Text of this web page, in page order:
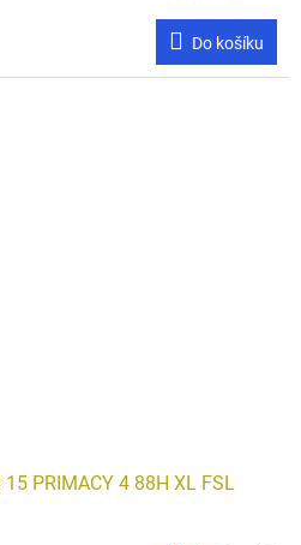
Do košíku
PRIMACY 4 88H XL FSL